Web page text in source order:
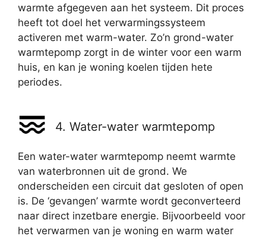
warmte afgegeven aan het systeem. Dit proces
heeft tot doel het verwarmingssysteem
activeren met warm-water. Zo’n grond-water
warmtepomp zorgt in de winter voor een warm
huis, en kan je woning koelen tijden hete
periodes.
4. Water-water warmtepomp
Een water-water warmtepomp neemt warmte
van waterbronnen uit de grond. We
onderscheiden een circuit dat gesloten of open
is. De ‘gevangen’ warmte wordt geconverteerd
naar direct inzetbare energie. Bijvoorbeeld voor
het verwarmen van je woning en warm water